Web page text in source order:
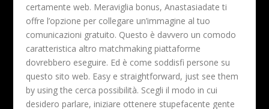
certamente web. Meraviglia bonus, Anastasiadate ti
offre l’opzione per collegare un’immagine al tuo
comunicazioni gratuito. Questo è davvero un comodo
caratteristica altro matchmaking piattaforme
dovrebbero eseguire. Ed è come soddisfi persone su
questo sito web. Easy e straightforward, just see them
by using the cerca possibilità. Scegli il modo in cui
desidero parlare, iniziare ottenere stupefacente gente